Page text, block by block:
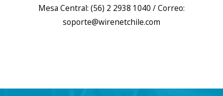
Mesa Central: (56) 2 2938 1040 / Correo:
soporte@wirenetchile.com